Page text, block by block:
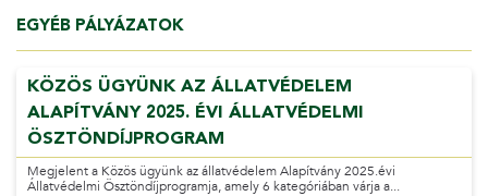
EGYÉB PÁLYÁZATOK
KÖZÖS ÜGYÜNK AZ ÁLLATVÉDELEM
ALAPÍTVÁNY 2025. ÉVI ÁLLATVÉDELMI
ÖSZTÖNDÍJPROGRAM
Megjelent a Közös ügyünk az állatvédelem Alapítvány 2025.évi
Állatvédelmi Ösztöndíjprogramja, amely 6 kategóriában várja a...